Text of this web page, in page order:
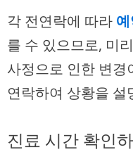
각 전연락에 따라
를 수 있으므로, 미
사정으로 인한 변경
연락하여 상황을
진료 시간 확인